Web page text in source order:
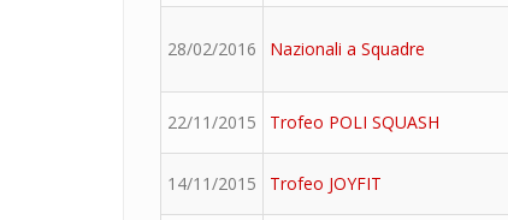
28/02/2016 Nazionali a Squadre
22/11/2015 Trofeo POLI SQUASH
14/11/2015 Trofeo JOYFIT